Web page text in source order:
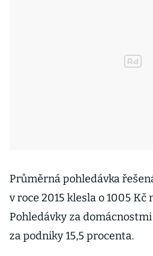
Průměrná pohledávka
v roce 2015 klesla o 1005 Kč
Pohledávky za
za podniky 15,5 procenta.